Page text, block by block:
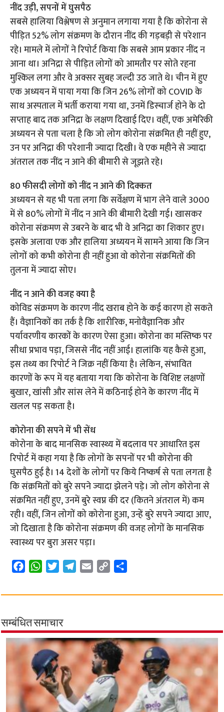
नींद उड़ी, सपनों में घुसपैठ
सबसे हालिया विश्लेषण से अनुमान लगाया गया है कि कोरोना से
पीड़ित 52% लोग संक्रमण के दौरान नींद की गड़बड़ी से परेशान
रहे। मामले में लोगों ने रिपोर्ट किया कि सबसे आम प्रकार नींद न
आना था। अनिद्रा से पीड़ित लोगों को आमतौर पर सोते रहना
मुश्किल लगा और वे अक्सर सुबह जल्दी उठ जाते थे। चीन में हुए
एक अध्ययन में पाया गया कि जिन 26% लोगों को COVID के
साथ अस्पताल में भर्ती कराया गया था, उनमें डिस्चार्ज होने के दो
सप्ताह बाद तक अनिद्रा के लक्षण दिखाई दिए। वहीं, एक अमेरिकी
अध्ययन से पता चला है कि जो लोग कोरोना संक्रमित ही नहीं हुए,
उन पर अनिद्रा की परेशानी ज्यादा दिखी। वे एक महीने से ज्यादा
अंतराल तक नींद न आने की बीमारी से जूझते रहे।
80 फीसदी लोगों को नींद न आने की दिक्कत
अध्ययन से यह भी पता लगा कि सर्वेक्षण में भाग लेने वाले 3000
में से 80% लोगों में नींद न आने की बीमारी देखी गई। खासकर
कोरोना संक्रमण से उबरने के बाद भी वे अनिद्रा का शिकार हुए।
इसके अलावा एक और हालिया अध्ययन में सामने आया कि जिन
लोगों को कभी कोरोना ही नहीं हुआ वो कोरोना संक्रमितों की
तुलना में ज्यादा सोए।
नींद न आने की वजह क्या है
कोविड संक्रमण के कारण नींद खराब होने के कई कारण हो सकते
हैं। वैज्ञानिकों का तर्क है कि शारीरिक, मनोवैज्ञानिक और
पर्यावरणीय कारकों के कारण ऐसा हुआ। कोरोना का मस्तिष्क पर
सीधा प्रभाव पड़ा, जिससे नींद नहीं आई। हालांकि यह कैसे हुआ,
इस तथ्य का रिपोर्ट ने जिक्र नहीं किया है। लेकिन, संभावित
कारणों के रूप में यह बताया गया कि कोरोना के विशिष्ट लक्षणों
बुखार, खांसी और सांस लेने में कठिनाई होने के कारण नींद में
खलल पड़ सकता है।
कोरोना की सपने में भी सेंध
कोरोना के बाद मानसिक स्वास्थ्य में बदलाव पर आधारित इस
रिपोर्ट में कहा गया है कि लोगों के सपनों पर भी कोरोना की
घुसपैठ हुई है। 14 देशों के लोगों पर किये निष्कर्ष से पता लगता है
कि संक्रमितों को बुरे सपने ज्यादा झेलने पड़े। जो लोग कोरोना से
संक्रमित नहीं हुए, उनमें बुरे स्वप्न की दर (कितने अंतराल में) कम
रही। वहीं, जिन लोगों को कोरोना हुआ, उन्हें बुरे सपने ज्यादा आए,
जो दिखाता है कि कोरोना संक्रमण की वजह लोगों के मानसिक
स्वास्थ्य पर बुरा असर पड़ा।
c
b
o
o
W
a
s
A
p
p
i
t
e
r
l
r
a
m
a
p
i
n
k
a
सम्बंधित समाचार